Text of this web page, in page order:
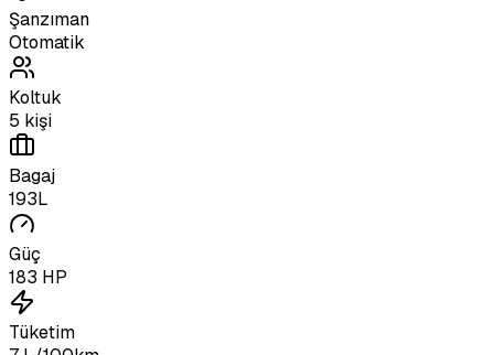
Şanzıman
Otomatik
Koltuk
5 kişi
Bagaj
193L
Güç
183 HP
Tüketim